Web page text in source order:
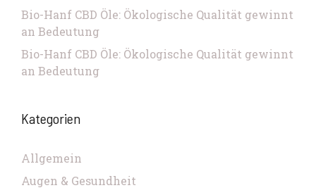
Bio-Hanf CBD Öle: Ökologische Qualität gewinnt
an Bedeutung
Bio-Hanf CBD Öle: Ökologische Qualität gewinnt
an Bedeutung
Kategorien
Allgemein
Augen & Gesundheit